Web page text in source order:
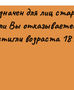
для лиц
Вы
возраста